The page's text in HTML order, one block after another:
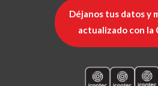
Déjanos tus datos y
actualizado con la